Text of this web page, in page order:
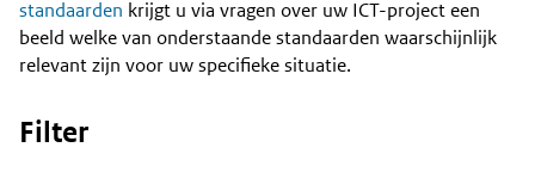
standaarden krijgt u via vragen over uw ICT-project een
beeld welke van onderstaande standaarden waarschijnlijk
relevant zijn voor uw specifieke situatie.
Filter